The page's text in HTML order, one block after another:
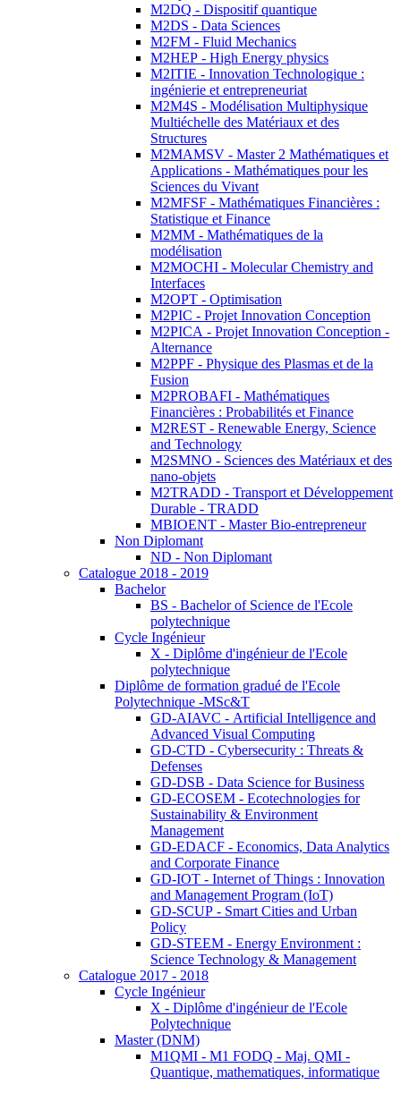
M2DQ - Dispositif quantique
M2DS - Data Sciences
M2FM - Fluid Mechanics
M2HEP - High Energy physics
M2ITIE - Innovation Technologique :
ingénierie et entrepreneuriat
M2M4S - Modélisation Multiphysique
Multiéchelle des Matériaux et des
Structures
M2MAMSV - Master 2 Mathématiques et
Applications - Mathématiques pour les
Sciences du Vivant
M2MFSF - Mathématiques Financières :
Statistique et Finance
M2MM - Mathématiques de la
modélisation
M2MOCHI - Molecular Chemistry and
Interfaces
M2OPT - Optimisation
M2PIC - Projet Innovation Conception
M2PICA - Projet Innovation Conception -
Alternance
M2PPF - Physique des Plasmas et de la
Fusion
M2PROBAFI - Mathématiques
Financières : Probabilités et Finance
M2REST - Renewable Energy, Science
and Technology
M2SMNO - Sciences des Matériaux et des
nano-objets
M2TRADD - Transport et Développement
Durable - TRADD
MBIOENT - Master Bio-entrepreneur
Non Diplomant
ND - Non Diplomant
Catalogue 2018 - 2019
Bachelor
BS - Bachelor of Science de l'Ecole
polytechnique
Cycle Ingénieur
X - Diplôme d'ingénieur de l'Ecole
polytechnique
Diplôme de formation gradué de l'Ecole
Polytechnique -MSc&T
GD-AIAVC - Artificial Intelligence and
Advanced Visual Computing
GD-CTD - Cybersecurity : Threats &
Defenses
GD-DSB - Data Science for Business
GD-ECOSEM - Ecotechnologies for
Sustainability & Environment
Management
GD-EDACF - Economics, Data Analytics
and Corporate Finance
GD-IOT - Internet of Things : Innovation
and Management Program (IoT)
GD-SCUP - Smart Cities and Urban
Policy
GD-STEEM - Energy Environment :
Science Technology & Management
Catalogue 2017 - 2018
Cycle Ingénieur
X - Diplôme d'ingénieur de l'Ecole
Polytechnique
Master (DNM)
M1QMI - M1 FODQ - Maj. QMI -
Quantique, mathematiques, informatique